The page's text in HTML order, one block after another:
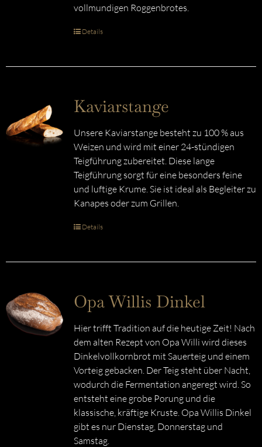
vollmundigen Roggenbrotes.
Details
Kaviarstange
Unsere Kaviarstange besteht zu 100 % aus
Weizen und wird mit einer 24-stündigen
Teigführung zubereitet. Diese lange
Teigführung sorgt für eine besonders feine
und luftige Krume. Sie ist ideal als Begleiter zu
Kanapes oder zum Grillen.
Details
Opa Willis Dinkel
Hier trifft Tradition auf die heutige Zeit! Nach
dem alten Rezept von Opa Willi wird dieses
Dinkelvollkornbrot mit Sauerteig und einem
Vorteig gebacken. Der Teig steht über Nacht,
wodurch die Fermentation angeregt wird. So
entsteht eine grobe Porung und die
klassische, kräftige Kruste. Opa Willis Dinkel
gibt es nur Dienstag, Donnerstag und
Samstag.